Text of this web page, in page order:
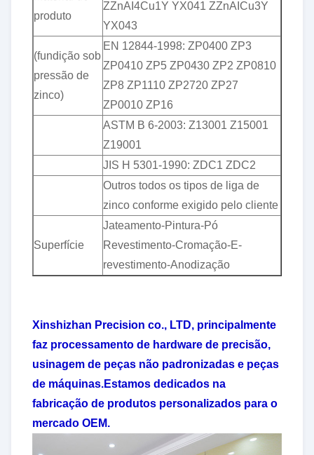
produto
ZZnAI4Cu1Y YX041 ZZnAICu3Y
YX043
(fundição sob
pressão de
zinco)
EN 12844-1998: ZP0400 ZP3
ZP0410 ZP5 ZP0430 ZP2 ZP0810
ZP8 ZP1110 ZP2720 ZP27
ZP0010 ZP16
ASTM B 6-2003: Z13001 Z15001
Z19001
JIS H 5301-1990: ZDC1 ZDC2
Outros todos os tipos de liga de
zinco conforme exigido pelo cliente
Superfície
Jateamento-Pintura-Pó
Revestimento-Cromação-E-
revestimento-Anodização
Xinshizhan Precision co., LTD, principalmente
faz processamento de hardware de precisão,
usinagem de peças não padronizadas e peças
de máquinas.Estamos dedicados na
fabricação de produtos personalizados para o
mercado OEM.